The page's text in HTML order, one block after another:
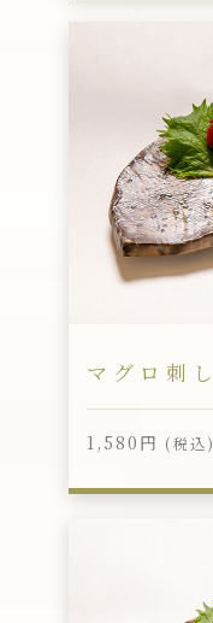
マグロ刺し
1,580円 (税込)